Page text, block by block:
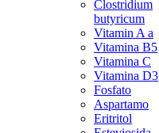
Clostridium
butyricum
Vitamin A a
Vitamina B5
Vitamina C
Vitamina D3
Fosfato
Aspartamo
Eritritol